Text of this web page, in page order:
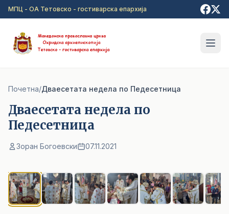
Прејди на главна содржина
МПЦ - ОА Тетовско - гостиварска епархија
Почетна/Дваесетата недела по Педесетница
Дваесетата недела по
Педесетница
Зоран Богоевски 07.11.2021